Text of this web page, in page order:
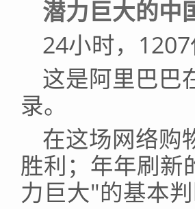
潜力巨大的中
24小时，1207
这是阿里巴巴
录。
在这场网络购
胜利；年年刷新
力巨大"的基本判